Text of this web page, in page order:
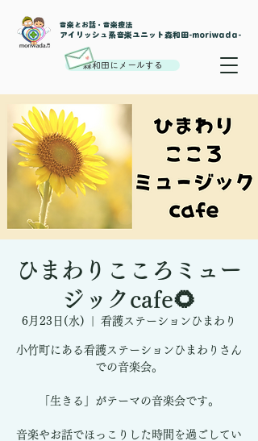
音楽とお話・音楽療法
​アイリッシュ系音楽ユニット森和田-moriwada-
森和田にメールする
ひまわりこころミュー
ジックcafe🌻
6月23日(水) 看護ステーションひまわり
小竹町にある看護ステーションひまわりさん
での音楽会。
「生きる」がテーマの音楽会です。
音楽やお話でほっこりした時間を過ごしてい